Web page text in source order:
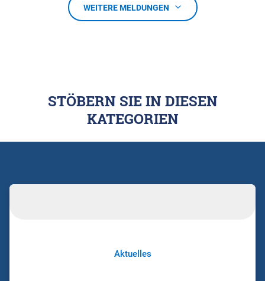
WEITERE MELDUNGEN
STÖBERN SIE IN DIESEN
KATEGORIEN
Aktuelles